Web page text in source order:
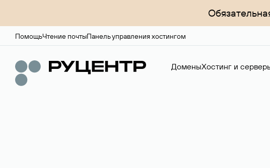
ПомощьЧтение почтыПанель управления хостингом
ДоменыХостинг и